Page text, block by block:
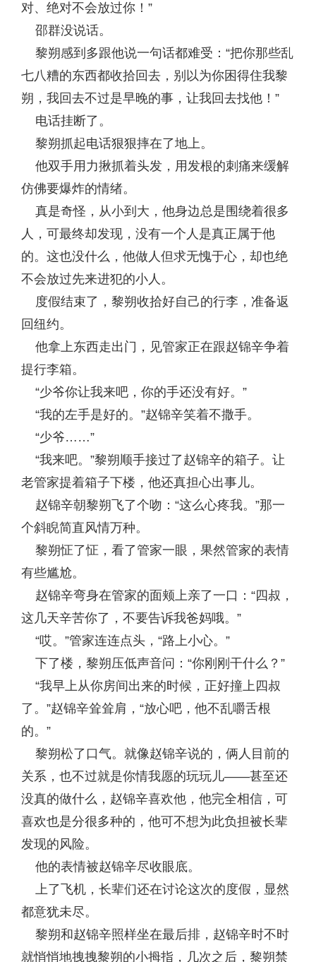
对、绝对不会放过你！”
邵群没说话。
黎朔感到多跟他说一句话都难受：“把你那些乱
七八糟的东西都收拾回去，别以为你困得住我黎
朔，我回去不过是早晚的事，让我回去找他！”
电话挂断了。
黎朔抓起电话狠狠摔在了地上。
他双手用力揪抓着头发，用发根的刺痛来缓解
仿佛要爆炸的情绪。
真是奇怪，从小到大，他身边总是围绕着很多
人，可最终却发现，没有一个人是真正属于他
的。这也没什么，他做人但求无愧于心，却也绝
不会放过先来进犯的小人。
度假结束了，黎朔收拾好自己的行李，准备返
回纽约。
他拿上东西走出门，见管家正在跟赵锦辛争着
提行李箱。
“少爷你让我来吧，你的手还没有好。”
“我的左手是好的。”赵锦辛笑着不撒手。
“少爷……”
“我来吧。”黎朔顺手接过了赵锦辛的箱子。让
老管家提着箱子下楼，他还真担心出事儿。
赵锦辛朝黎朔飞了个吻：“这么心疼我。”那一
个斜睨简直风情万种。
黎朔怔了怔，看了管家一眼，果然管家的表情
有些尴尬。
赵锦辛弯身在管家的面颊上亲了一口：“四叔，
这几天辛苦你了，不要告诉我爸妈哦。”
“哎。”管家连连点头，“路上小心。”
下了楼，黎朔压低声音问：“你刚刚干什么？”
“我早上从你房间出来的时候，正好撞上四叔
了。”赵锦辛耸耸肩，“放心吧，他不乱嚼舌根
的。”
黎朔松了口气。就像赵锦辛说的，俩人目前的
关系，也不过就是你情我愿的玩玩儿——甚至还
没真的做什么，赵锦辛喜欢他，他完全相信，可
喜欢也是分很多种的，他可不想为此负担被长辈
发现的风险。
他的表情被赵锦辛尽收眼底。
上了飞机，长辈们还在讨论这次的度假，显然
都意犹未尽。
黎朔和赵锦辛照样坐在最后排，赵锦辛时不时
就悄悄地拽拽黎朔的小拇指，几次之后，黎朔禁